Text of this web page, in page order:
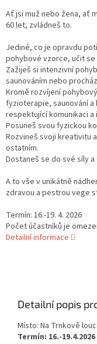
Ať jsi muž nebo žena, ať
60 let, zvládneš to.
Jediné, co je opravdu
pohybové vzorce, učit
Zažiješ si intenzivní
saunováním nebo
Kromě rozvíjení
fyzioterapie, saunování
respektující komunikaci a
Posuneš svou fyzickou
Rozvineš svoji kreativitu
ostatním.
Dostaneš se do své síly
A to vše v unikátně
zdravou a pestrou vege
Termín: 16.-19. 4. 2026
Počet účastníků je
Detailní informace
Detailní popis
Místo: Na Trnkově
Termín: 16.-19.4.2026